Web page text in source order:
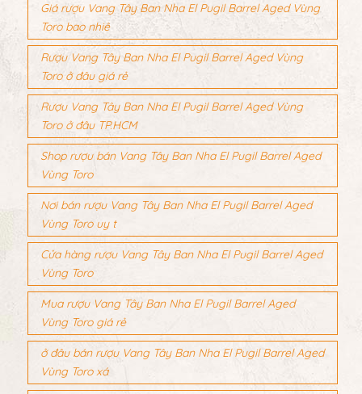
Giá rượu Vang Tây Ban Nha El Pugil Barrel Aged Vùng
Toro bao nhiê
Rượu Vang Tây Ban Nha El Pugil Barrel Aged Vùng
Toro ở đâu giá rẻ
Rượu Vang Tây Ban Nha El Pugil Barrel Aged Vùng
Toro ở đâu TP.HCM
Shop rượu bán Vang Tây Ban Nha El Pugil Barrel Aged
Vùng Toro
Nơi bán rượu Vang Tây Ban Nha El Pugil Barrel Aged
Vùng Toro uy t
Cửa hàng rượu Vang Tây Ban Nha El Pugil Barrel Aged
Vùng Toro
Mua rượu Vang Tây Ban Nha El Pugil Barrel Aged
Vùng Toro giá rẻ
ở đâu bán rượu Vang Tây Ban Nha El Pugil Barrel Aged
Vùng Toro xá